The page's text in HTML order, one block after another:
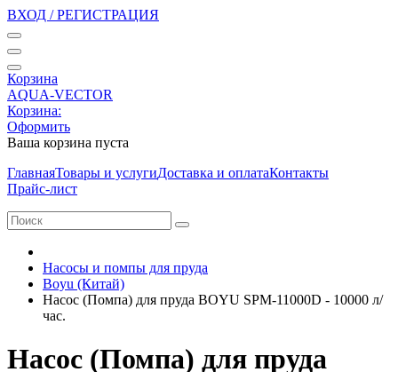
ВХОД / РЕГИСТРАЦИЯ
Корзина
AQUA-VECTOR
Корзина:
Оформить
Ваша корзина пуста
ГлавнаяТовары и услугиДоставка и оплатаКонтакты
Прайс-лист
Насосы и помпы для пруда
Boyu (Китай)
Насос (Помпа) для пруда BOYU SPM-11000D - 10000 л/
час.
Насос (Помпа) для пруда